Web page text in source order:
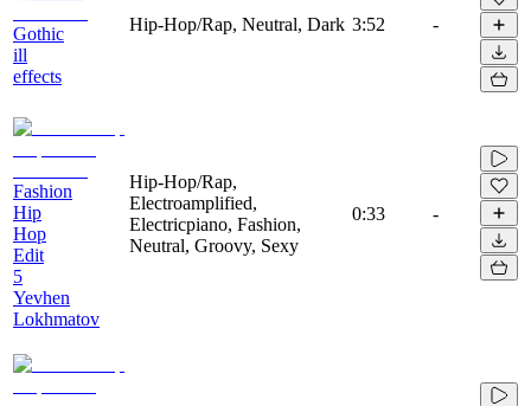
Gothic
ill
effects
Hip-Hop/Rap, Neutral, Dark 3:52 -
Fashion
Hip
Hop
Edit
5
Yevhen
Lokhmatov
Hip-Hop/Rap,
Electroamplified,
Electricpiano, Fashion,
Neutral, Groovy, Sexy
0:33 -